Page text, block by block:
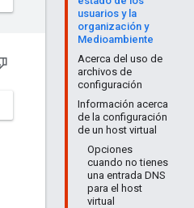
usuarios y la
organización y
Medioambiente
Acerca del uso de
archivos de
configuración
Información acerca
de la configuración
de un host virtual
Opciones
cuando no tienes
una entrada DNS
para el host
virtual